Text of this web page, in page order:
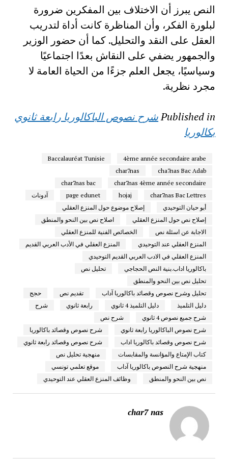
النص يبرز أن الاختلاف بين المفكرين ضرورة
لبلورة الفكر، وأن المناظرة كانت أداة لتدريب
العقل على النقد والتحليل. كما أن حضور الوزير
والجمهور يضفي على النقاش بعدًا اجتماعيًا
وسياسيًا، يجعل العلم جزءًا من الحياة العامة لا
مجرد نظرية.
Published inشرح نصوص الباكالوريا رابعة ثانوي
بكالوريا
4ème année secondaire arabe
Baccalauréat Tunisie
cha7nas Bac Adab
char7nas
char7nas 4ème année secondaire
char7nas bac
char7nas Bac Lettres
hojaj
page edunet
آدونات
أبو حيان التوحيدي
إصلاح موضوع حول المنزع العقلي
إصلاح نص حول المنزع العقلي
اصلاح نص بين النحو والمنطق
الاجابة عن اسئلة نص
الخصائص الفنية للمنزع العقلي
المنزع العقلي عند التوحيدي
المنزع العقلي في الأدب العربي القديم
المنزع العقلي في الادب العربي القديم التوحيدي
باكالوريا اداب.بنية النص الحجاجي
تحليل نص
تحليل نص بين النحو والمنطق
تحليل وشرح نصوص وقصائد باكالوريا آداب
تقديم نص
حجج
دليل التلميذ
دليل التلميذ 4 ثانوي رابعة ثانوي
شرح
شرح جميع نصوص 4 ثانوي
شرح نص
شرح نصوص الباكالوريا رابعة ثانوي
شرح نصوص وقصائد باكالوريا
شرح نصوص وقصائد باكالوريا اداب
شرح نصوص وقصائد رابعة ثانوي
كتاب الإمتاع والمؤانسة والمقابسات
منهجية تحليل نص
منهجية شرح النصوص باكالوريا آداب
موقع تعلمي تونسي
نص بين النحو والمنطق
وظائف المنزع العقلي عند التوحيدي
char7 nas